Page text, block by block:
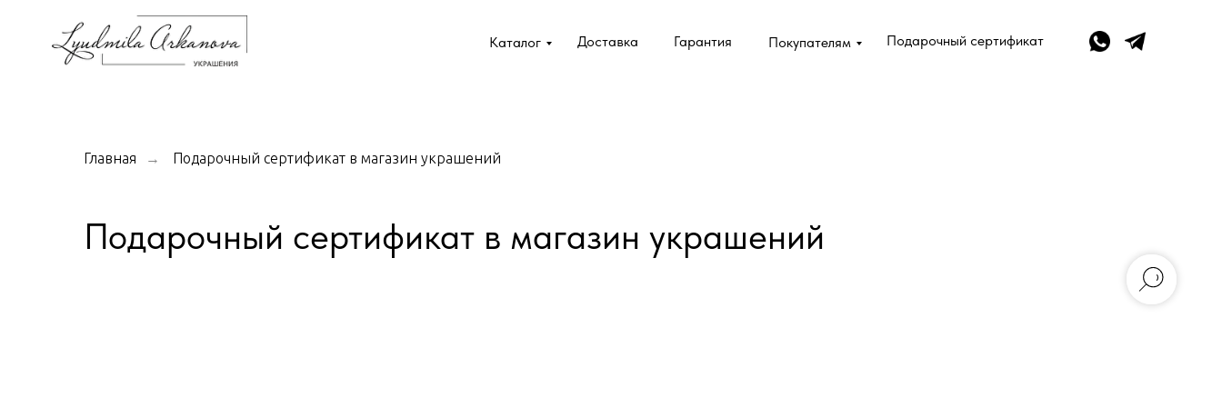
Покупателям
Гарантия
Доставка Подарочный сертификат
Каталог
Главная → Подарочный сертификат в магазин украшений
Подарочный сертификат в магазин украшений